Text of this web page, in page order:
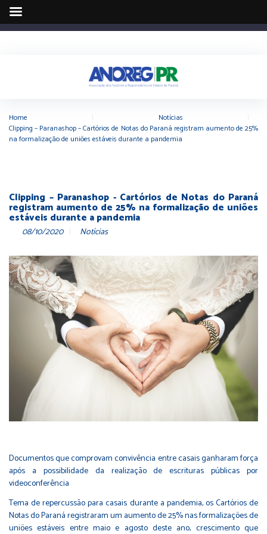
Home Notícias
Clipping – Paranashop – Cartórios de Notas do Paraná registram aumento de 25%
na formalização de uniões estáveis durante a pandemia
Clipping – Paranashop - Cartórios de Notas do Paraná
registram aumento de 25% na formalização de uniões
estáveis durante a pandemia
08/10/2020 Notícias
Documentos que comprovam convivência entre casais ganharam força
após a possibilidade da realização de escrituras públicas por
videoconferência
Tema de repercussão para casais durante a pandemia, os Cartórios de
Notas do Paraná registraram um aumento de 25% nas formalizações de
uniões estáveis entre maio e agosto deste ano, crescimento que